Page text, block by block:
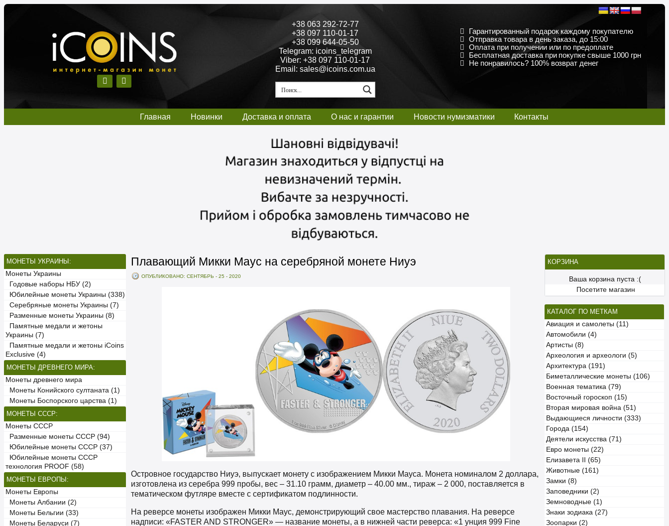
+38 063 292-72-77
+38 097 110-01-17
+38 099 644-05-50
Telegram: icoins_telegram
Viber: +38 097 110-01-17
Email: sales@icoins.com.ua
Гарантированный подарок каждому покупателю
Отправка товара в день заказа, до 15:00
Оплата при получении или по предоплате
Бесплатная доставка при покупке свыше 1000 грн
Не понравилось? 100% возврат денег
Главная Новинки Доставка и оплата О нас и гарантии Новости нумизматики Контакты
МОНЕТЫ УКРАИНЫ:
Монеты Украины
Годовые наборы НБУ (2)
Юбилейные монеты Украины (338)
Серебряные монеты Украины (7)
Разменные монеты Украины (8)
Памятные медали и жетоны
Украины (7)
Памятные медали и жетоны iCoins
Exclusive (4)
МОНЕТЫ ДРЕВНЕГО МИРА:
Монеты древнего мира
Монеты Конийского султаната (1)
Монеты Боспорского царства (1)
МОНЕТЫ СССР:
Монеты СССР
Разменные монеты СССР (94)
Юбилейные монеты СССР (37)
Юбилейные монеты СССР
технология PROOF (58)
МОНЕТЫ ЕВРОПЫ:
Монеты Европы
Монеты Албании (2)
Монеты Бельгии (33)
Монеты Беларуси (7)
КОРЗИНА
Ваша корзина пуста :(
Посетите магазин
КАТАЛОГ ПО МЕТКАМ
Авиация и самолеты (11)
Автомобили (4)
Артисты (8)
Археология и археологи (5)
Архитектура (191)
Биметаллические монеты (106)
Военная тематика (79)
Восточный гороскоп (15)
Вторая мировая война (51)
Выдающиеся личности (333)
Города (154)
Деятели искусства (71)
Евро монеты (22)
Елизавета II (65)
Животные (161)
Замки (8)
Заповедники (2)
Земноводные (1)
Знаки зодиака (27)
Зоопарки (2)
Плавающий Микки Маус на серебряной монете Ниуэ
ОПУБЛИКОВАНО: СЕНТЯБРЬ - 25 - 2020
Островное государство Ниуэ, выпускает монету с изображением Микки Мауса. Монета номиналом 2 доллара,
изготовлена из серебра 999 пробы, вес – 31.10 грамм, диаметр – 40.00 мм., тираж – 2 000, поставляется в
тематическом футляре вместе с сертификатом подлинности.
На реверсе монеты изображен Микки Маус, демонстрирующий свое мастерство плавания. На реверсе
надписи: «FASTER AND STRONGER» — название монеты, а в нижней части реверса: «1 унция 999 Fine